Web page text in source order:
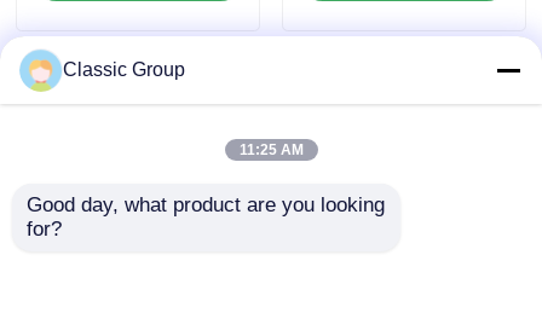
Classic Group
11:25 AM
Good day, what product are you looking
for?